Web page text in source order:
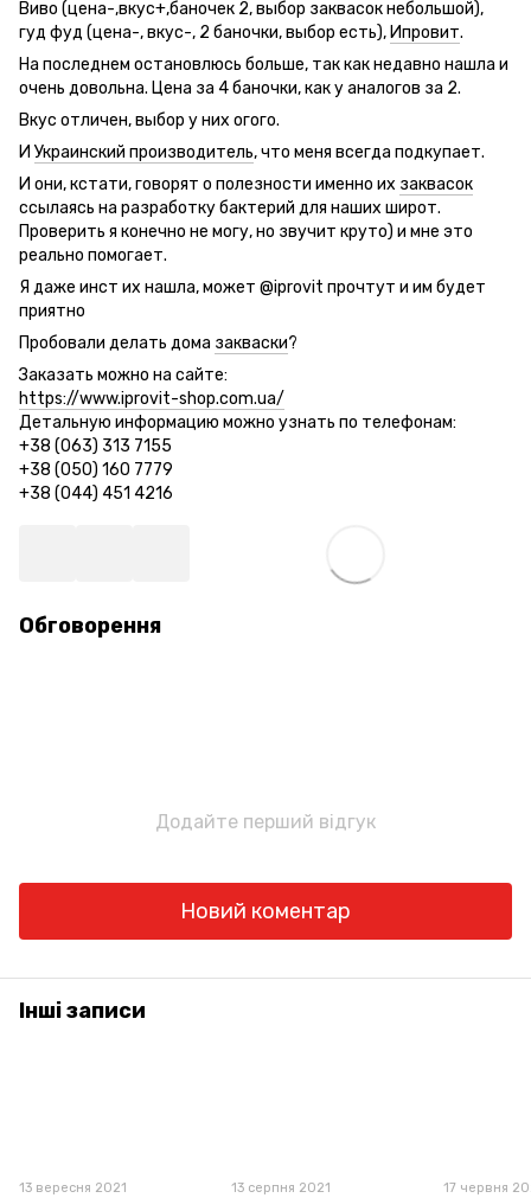
Виво (цена-,вкус+,баночек 2, выбор заквасок небольшой),
гуд фуд (цена-, вкус-, 2 баночки, выбор есть), Ипровит.
На последнем остановлюсь больше, так как недавно нашла и
очень довольна. Цена за 4 баночки, как у аналогов за 2.
Вкус отличен, выбор у них огого.
И Украинский производитель, что меня всегда подкупает.
И они, кстати, говорят о полезности именно их заквасок
ссылаясь на разработку бактерий для наших широт.
Проверить я конечно не могу, но звучит круто) и мне это
реально помогает.
Я даже инст их нашла, может @iprovit прочтут и им будет
приятно
Пробовали делать дома закваски?
Заказать можно на сайте:
https://www.iprovit-shop.com.ua/
Детальную информацию можно узнать по телефонам:
+38 (063) 313 7155
+38 (050) 160 7779
+38 (044) 451 4216
Обговорення
Додайте перший відгук
Новий коментар
Інші записи
13 вересня 2021 13 серпня 2021 17 червня